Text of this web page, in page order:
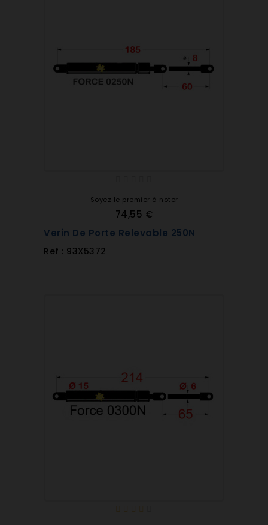
Soyez le premier à noter
74,55 €
Verin De Porte Relevable 250N
Ref : 93X5372